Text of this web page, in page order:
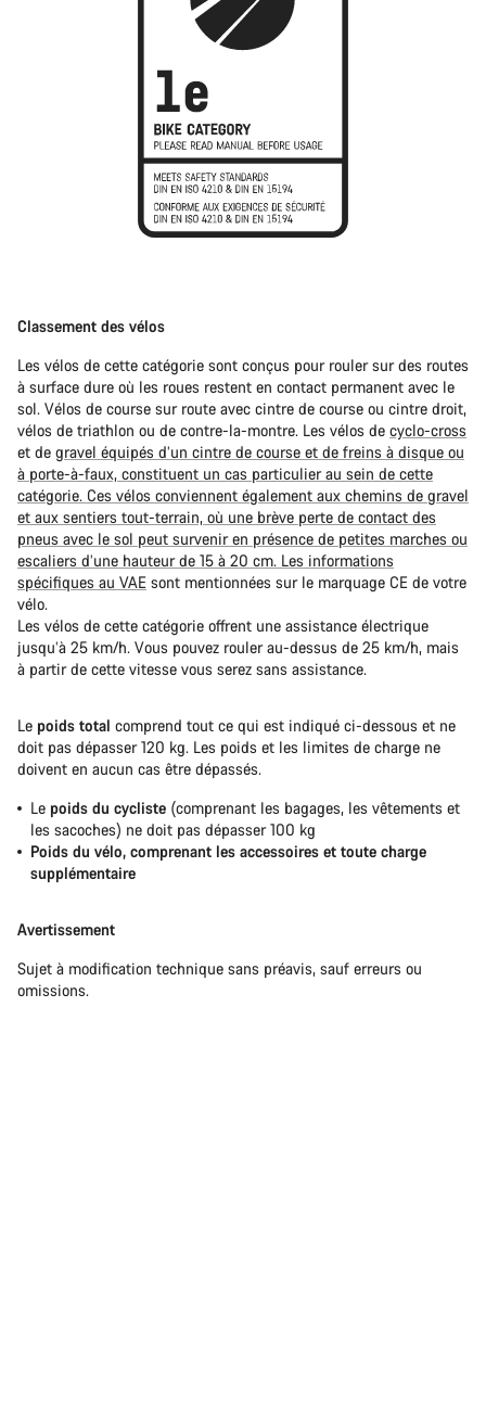
Classement des vélos
Les vélos de cette catégorie sont conçus pour rouler sur des routes
à surface dure où les roues restent en contact permanent avec le
sol. Vélos de course sur route avec cintre de course ou cintre droit,
vélos de triathlon ou de contre-la-montre. Les vélos de cyclo-cross
et de gravel équipés d’un cintre de course et de freins à disque ou
à porte-à-faux, constituent un cas particulier au sein de cette
catégorie. Ces vélos conviennent également aux chemins de gravel
et aux sentiers tout-terrain, où une brève perte de contact des
pneus avec le sol peut survenir en présence de petites marches ou
escaliers d’une hauteur de 15 à 20 cm. Les informations
spécifiques au VAE sont mentionnées sur le marquage CE de votre
vélo.
Les vélos de cette catégorie offrent une assistance électrique
jusqu’à 25 km/h. Vous pouvez rouler au-dessus de 25 km/h, mais
à partir de cette vitesse vous serez sans assistance.
Le poids total comprend tout ce qui est indiqué ci-dessous et ne
doit pas dépasser 120 kg. Les poids et les limites de charge ne
doivent en aucun cas être dépassés.
Le poids du cycliste (comprenant les bagages, les vêtements et
les sacoches) ne doit pas dépasser 100 kg
Poids du vélo, comprenant les accessoires et toute charge
supplémentaire
Avertissement
Sujet à modification technique sans préavis, sauf erreurs ou
omissions.